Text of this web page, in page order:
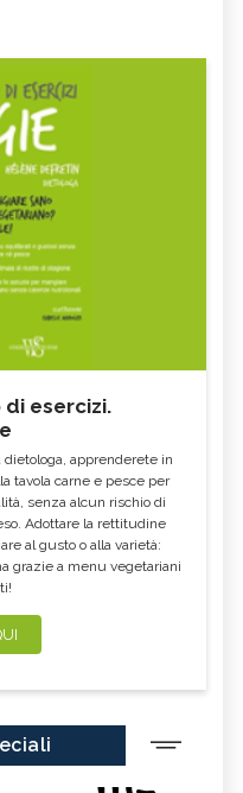
esercizi.
apprenderete in
tavola carne e pesce per
senza alcun rischio di
Adottare la rettitudine
al gusto o alla varietà:
grazie a menu vegetariani